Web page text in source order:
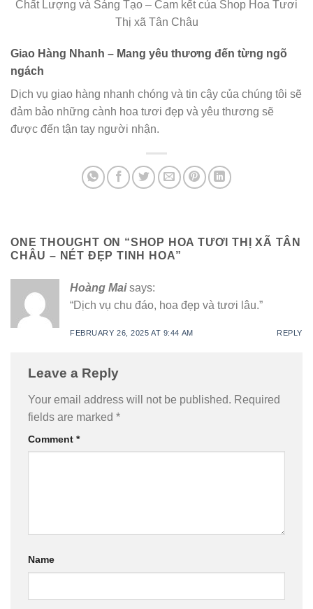
Chất Lượng và Sáng Tạo – Cam kết của Shop Hoa Tươi
Thị xã Tân Châu
Giao Hàng Nhanh – Mang yêu thương đến từng ngõ
ngách
Dịch vụ giao hàng nhanh chóng và tin cậy của chúng tôi sẽ
đảm bảo những cành hoa tươi đẹp và yêu thương sẽ
được đến tận tay người nhận.
ONE THOUGHT ON “SHOP HOA TƯƠI THỊ XÃ TÂN
CHÂU – NÉT ĐẸP TINH HOA”
Hoàng Mai says:
“Dịch vụ chu đáo, hoa đẹp và tươi lâu.”
FEBRUARY 26, 2025 AT 9:44 AM REPLY
Leave a Reply
Your email address will not be published. Required
fields are marked *
Comment *
Name